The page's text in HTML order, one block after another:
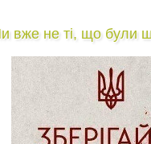
вже не ті, що були